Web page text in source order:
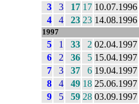
3
3 17 17 10.07.1996
4
4 23 23 14.08.1996
1997
5 1 33 2 02.04.1997
6
2 36 5 15.04.1997
7
3 37 6 19.04.1997
8
4 49 18 25.06.1997
9
5 59 28 03.09.1997